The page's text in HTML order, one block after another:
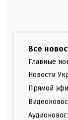
Все
Главные
Новости
Прямой